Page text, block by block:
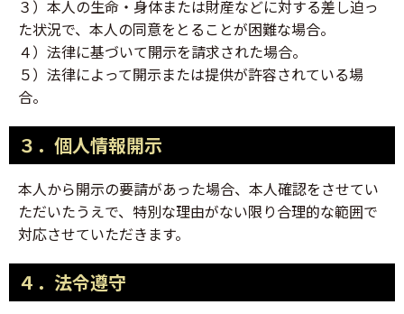
３）本人の生命・身体または財産などに対する差し迫っ
た状況で、本人の同意をとることが困難な場合。
４）法律に基づいて開示を請求された場合。
５）法律によって開示または提供が許容されている場
合。
３．個人情報開示
本人から開示の要請があった場合、本人確認をさせてい
ただいたうえで、特別な理由がない限り合理的な範囲で
対応させていただきます。
４．法令遵守